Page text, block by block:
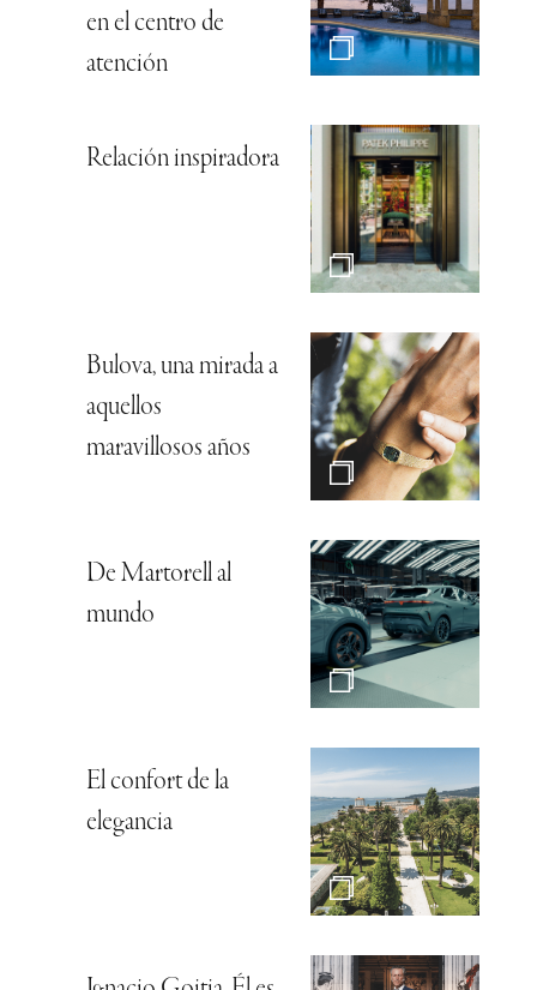
en el centro de
atención
Relación inspiradora
Bulova, una mirada a
aquellos
maravillosos años
De Martorell al
mundo
El confort de la
elegancia